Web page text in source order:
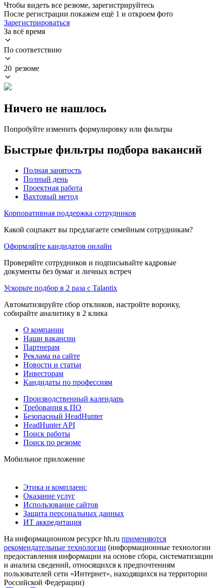
Чтобы видеть все резюме, зарегистрируйтесь
После регистрации покажем ещё 1 и откроем фото
Зарегистрироваться
За всё время
По соответствию
20 резюме
Ничего не нашлось
Попробуйте изменить формулировку или фильтры
Быстрые фильтры подбора вакансий
Полная занятость
Полный день
Проектная работа
Вахтовый метод
Корпоративная поддержка сотрудников
Какой соцпакет вы предлагаете семейным сотрудникам?
Оформляйте кандидатов онлайн
Проверяйте сотрудников и подписывайте кадровые
документы без бумаг и личных встреч
Ускорьте подбор в 2 раза с Talantix
Автоматизируйте сбор откликов, настройте воронку,
собирайте аналитику в 2 клика
О компании
Наши вакансии
Партнерам
Реклама на сайте
Новости и статьи
Инвесторам
Кандидаты по профессиям
Производственный календарь
Требования к ПО
Безопасный HeadHunter
HeadHunter API
Поиск работы
Поиск по резюме
Мобильное приложение
Этика и комплаенс
Оказание услуг
Использование сайтов
Защита персональных данных
ИТ аккредитация
На информационном ресурсе hh.ru применяются
рекомендательные технологии (информационные технологии
предоставления информации на основе сбора, систематизации
и анализа сведений, относящихся к предпочтениям
пользователей сети «Интернет», находящихся на территории
Российской Федерации)